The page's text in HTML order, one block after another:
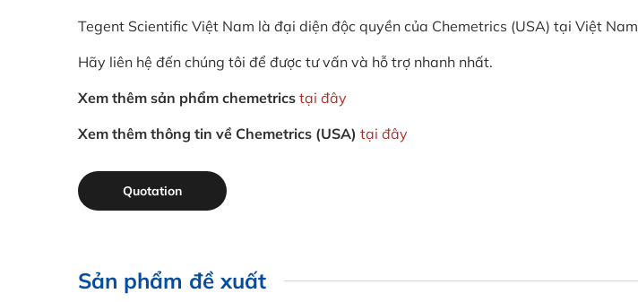
Tegent Scientific Việt Nam là đại diện độc quyền của Chemetrics (USA) tại Việt Nam
Hãy liên hệ đến chúng tôi để được tư vấn và hỗ trợ nhanh nhất.
Xem thêm sản phẩm chemetrics tại đây
Xem thêm thông tin về Chemetrics (USA) tại đây
Quotation
Sản phẩm đề xuất